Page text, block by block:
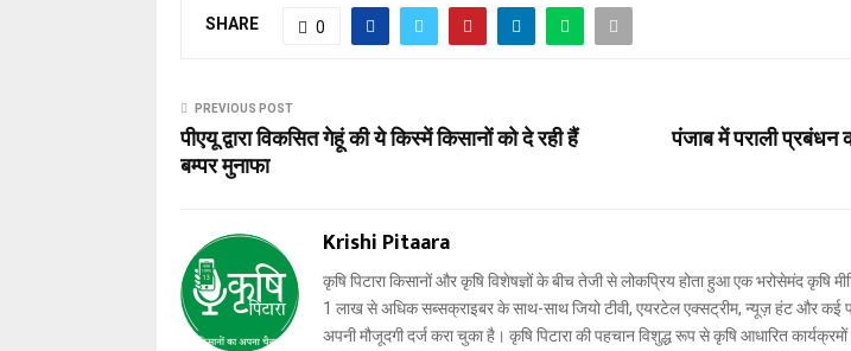
SHARE 0
PREVIOUS POST
पीएयू द्वारा विकसित गेहूं की ये किस्में किसानों को दे रही हैं
बम्पर मुनाफा
पंजाब में पराली प्रबंधन
Krishi Pitaara
कृषि पिटारा किसानों और कृषि विशेषज्ञों के बीच तेजी से लोकप्रिय होता हुआ एक भरोसेमंद कृषि
1 लाख से अधिक सब्सक्राइबर के साथ-साथ जियो टीवी, एयरटेल एक्सट्रीम, न्यूज़ हंट और कई
अपनी मौजूदगी दर्ज करा चुका है। कृषि पिटारा की पहचान विशुद्ध रूप से कृषि आधारित कार्यक्रमों